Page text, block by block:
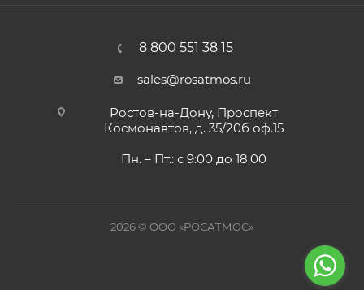
8 800 551 38 15
sales@rosatmos.ru
Ростов-на-Дону, Проспект
Космонавтов, д. 35/20б оф.15
Пн. – Пт.: с 9:00 до 18:00
2026 © ООО «РОСАТМОС»